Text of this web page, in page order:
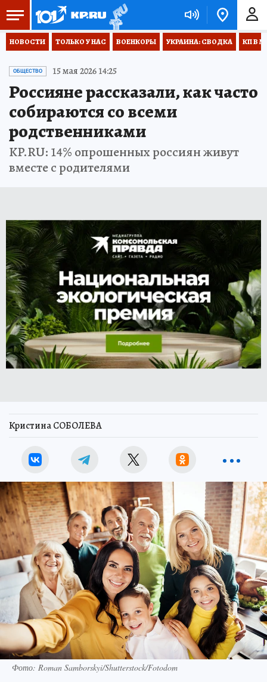
НОВОСТИ ТОЛЬКО У НАС ВОЕНКОРЫ УКРАИНА: СВОДКА КП В
ОБЩЕСТВО 15 мая 2026 14:25
Россияне рассказали, как часто
собираются со всеми
родственниками
KP.RU: 14% опрошенных россиян живут
вместе с родителями
Кристина СОБОЛЕВА
Фото: Roman Samborskyi/Shutterstock/Fotodom